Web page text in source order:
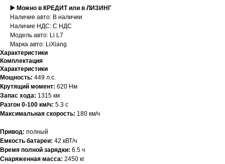
▶️ Можно в КРЕДИТ или в ЛИЗИНГ
Наличие авто: В наличии
Наличие НДС: С НДС
Модель авто: Li L7
Марка авто: LiXiang
Характеристики
Комплектация
Характеристики
Мощность: 449 л.с.
Крутящий момент: 620 Нм
Запас хода: 1315 км
Разгон 0-100 км/ч: 5.3 с
Максимальная скорость: 180 км/ч
Привод: полный
Емкость батареи: 42 кВТ/ч
Время полной зарядки: 6.5 ч
Снаряженная масса: 2450 кг